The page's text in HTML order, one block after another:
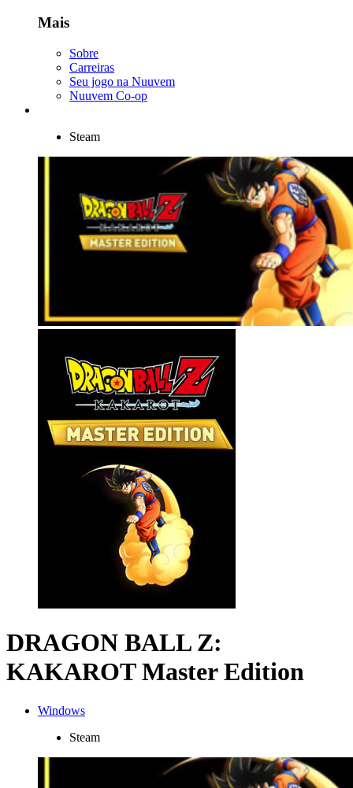
Mais
Sobre
Carreiras
Seu jogo na Nuuvem
Nuuvem Co-op
Steam
DRAGON BALL Z:
KAKAROT Master Edition
Windows
Steam